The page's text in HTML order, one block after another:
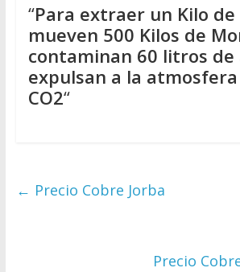
“Para extraer un Kilo de
mueven 500 Kilos de
contaminan 60 litros de
expulsan a la
CO2“
← Precio Cobre Jorba
Precio